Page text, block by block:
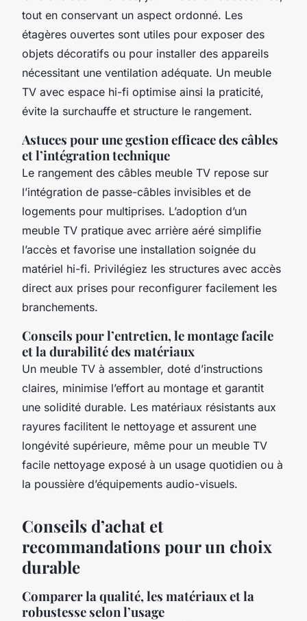
tout en conservant un aspect ordonné. Les
étagères ouvertes sont utiles pour exposer des
objets décoratifs ou pour installer des appareils
nécessitant une ventilation adéquate. Un meuble
TV avec espace hi-fi optimise ainsi la praticité,
évite la surchauffe et structure le rangement.
Astuces pour une gestion efficace des câbles
et l’intégration technique
Le rangement des câbles meuble TV repose sur
l’intégration de passe-câbles invisibles et de
logements pour multiprises. L’adoption d’un
meuble TV pratique avec arrière aéré simplifie
l’accès et favorise une installation soignée du
matériel hi-fi. Privilégiez les structures avec accès
direct aux prises pour reconfigurer facilement les
branchements.
Conseils pour l’entretien, le montage facile
et la durabilité des matériaux
Un meuble TV à assembler, doté d’instructions
claires, minimise l’effort au montage et garantit
une solidité durable. Les matériaux résistants aux
rayures facilitent le nettoyage et assurent une
longévité supérieure, même pour un meuble TV
facile nettoyage exposé à un usage quotidien ou à
la poussière d’équipements audio-visuels.
Conseils d’achat et
recommandations pour un choix
durable
Comparer la qualité, les matériaux et la
robustesse selon l’usage